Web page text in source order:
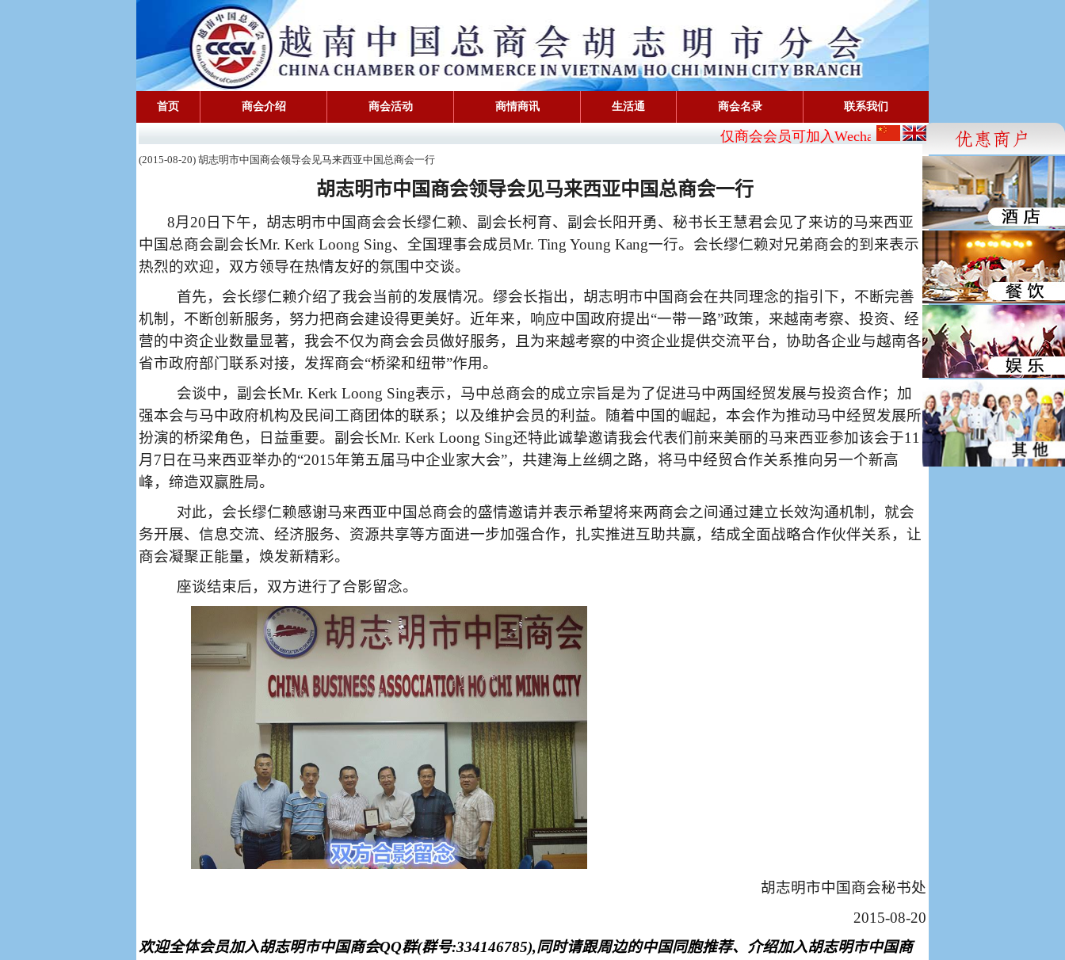
首页 商会介绍 商会活动 商情商讯 生活通 商会名录 联系我们
仅商会会员可加入Wechat: CBA_SG - FaceBook:
(2015-08-20) 胡志明市中国商会领导会见马来西亚中国总商会一行
胡志明市中国商会领导会见马来西亚中国总商会一行
8月 20 日下午，胡志明市中国商会会长缪仁赖、副会长柯育、副会长阳开勇、秘书长王慧君会见了来访的马来西亚
中国总商会副会长Mr. Kerk Loong Sing、全国理事会成员Mr. Ting Young Kang一行。会长缪仁赖对兄弟商会的到来表示
热烈的欢迎，双方领导在热情友好的氛围中交谈。
首先，会长缪仁赖介绍了我会当前的发展情况。缪会长指出，胡志明市中国商会在共同理念的指引下，不断完善
机制，不断创新服务，努力把商会建设得更美好。近年来，响应中国政府提出“一带一路”政策，来越南考察、投资、经
营的中资企业数量显著，我会不仅为商会会员做好服务，且为来越考察的中资企业提供交流平台，协助各企业与越南各
省市政府部门联系对接，发挥商会“桥梁和纽带”作用。
会谈中，副会长Mr. Kerk Loong Sing表示，马中总商会的成立宗旨是为了促进马中两国经贸发展与投资合作；加
强本会与马中政府机构及民间工商团体的联系；以及维护会员的利益。随着中国的崛起，本会作为推动马中经贸发展所
扮演的桥梁角色，日益重要。副会长Mr. Kerk Loong Sing还特此诚挚邀请我会代表们前来美丽的马来西亚参加该会于11
月 7 日在马来西亚举办的“2015年第五届马中企业家大会”，共建海上丝绸之路，将马中经贸合作关系推向另一个新高
峰，缔造双赢胜局。
对此，会长缪仁赖感谢马来西亚中国总商会的盛情邀请并表示希望将来两商会之间通过建立长效沟通机制，就会
务开展、信息交流、经济服务、资源共享等方面进一步加强合作，扎实推进互助共赢，结成全面战略合作伙伴关系，让
商会凝聚正能量，焕发新精彩。
座谈结束后，双方进行了合影留念。
胡志明市中国商会秘书处
2015-08-20
欢迎全体会员加入胡志明市中国商会QQ群(群号:334146785),同时请跟周边的中国同胞推荐、介绍加入胡志明市中国商